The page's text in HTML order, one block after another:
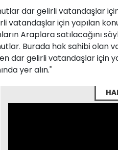
dar gelirli vatandaşlar
vatandaşlar için yapılan
Araplara satılacağını
Burada hak sahibi olan
dar gelirli vatandaşlar için
yer alın."